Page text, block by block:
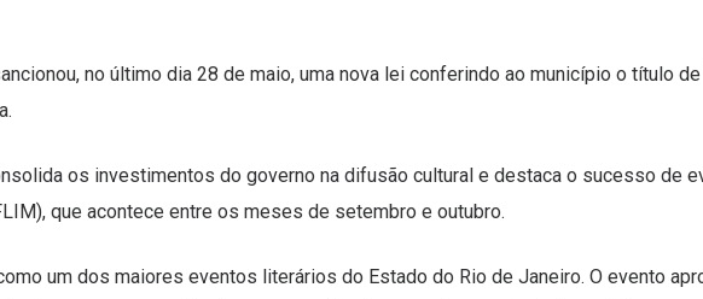
no último dia 28 de maio, uma nova lei conferindo ao município o título de
os investimentos do governo na difusão cultural e destaca o sucesso de
que acontece entre os meses de setembro e outubro.
um dos maiores eventos literários do Estado do Rio de Janeiro. O evento